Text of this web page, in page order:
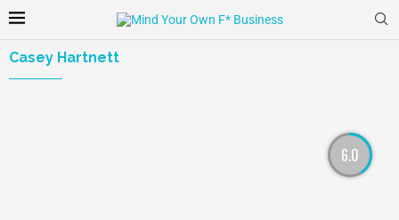
Casey Hartnett
6.0